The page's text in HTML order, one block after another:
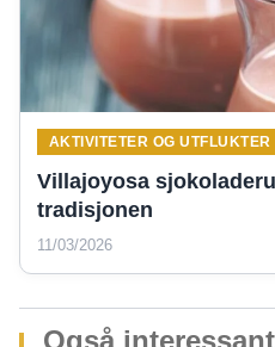
AKTIVITETER OG UTFLUKTER
Villajoyosa
tradisjonen
11/03/2026
Også interessant